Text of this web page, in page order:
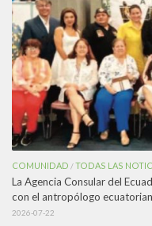
COMUNIDAD /TODAS LAS
La Agencia Consular del
con el antropólogo
2026-07-22